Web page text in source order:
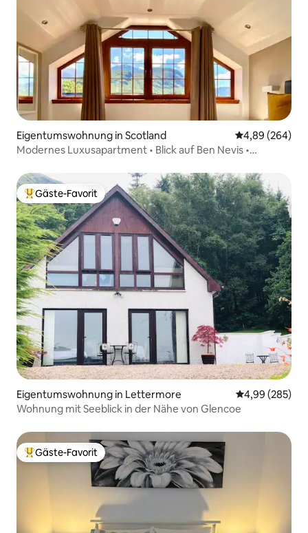
Eigentumswohnung in Scotland
4,89 (264)
Modernes Luxusapartment • Blick auf Ben Nevis •
Beliebter Gäste-Favorit.
Gäste-Favorit
Eigentumswohnung in Lettermore
4,99 (285)
Wohnung mit Seeblick in der Nähe von Glencoe
Beliebter Gäste-Favorit.
Gäste-Favorit